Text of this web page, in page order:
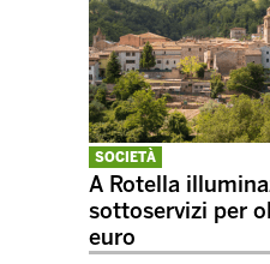
SOCIETÀ
A Rotella
sottoservizi per
euro